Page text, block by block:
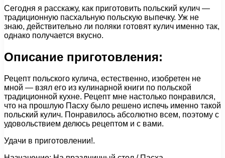
Сегодня я расскажу, как приготовить польский кулич —
традиционную пасхальную польскую выпечку. Уж не
знаю, действительно ли поляки готовят кулич именно так,
однако получается вкусно.
Описание приготовления:
Рецепт польского кулича, естественно, изобретен не
мной — взял его из кулинарной книги по польской
традиционной кухне. Рецепт мне настолько понравился,
что на прошлую Пасху было решено испечь именно такой
польский кулич. Понравилось абсолютно всем, поэтому с
удовольствием делюсь рецептом и с вами.
Удачи в приготовлении!.